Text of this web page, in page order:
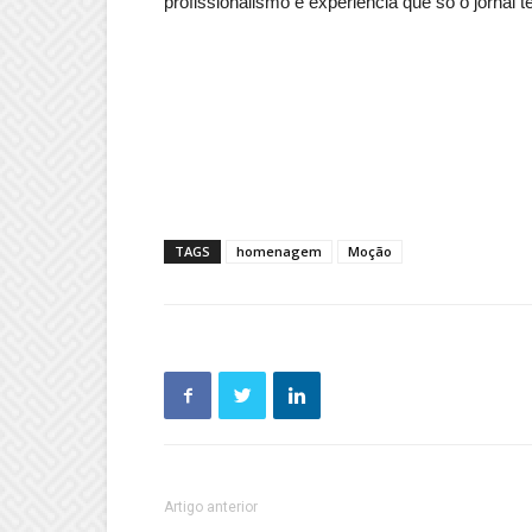
TAGS homenagem Moção
Artigo anterior